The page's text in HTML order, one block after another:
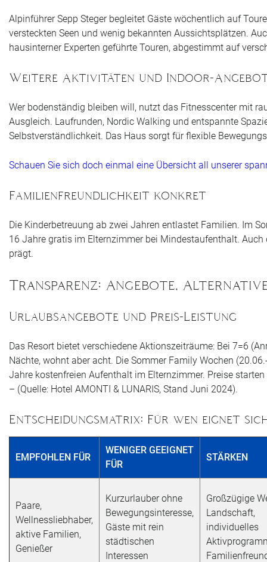
Alpinführer Sepp Steger begleitet Gäste wöchentlich auf
versteckten Seen und wenig bekannten Aussichtsplätzen.
hausinterner Experten geführte Touren, abgestimmt auf
Weitere Aktivitäten und Indoor-
Wer bodenständig bleiben will, nutzt das Fitnesscenter mit
Ausgleich. Laufrunden, Nordic Walking und entspannte
Selbstverständlichkeit. Das Haus sorgt für flexible
Schauen Sie sich doch einmal eine Übersicht all unserer
Familienfreundlichkeit konkret
Die Kinderbetreuung ab zwei Jahren entlastet Familien. Im
16 Jahre gratis im Elternzimmer bei Mindestaufenthalt.
prägt.
Transparenz: Angebote,
Urlaubsangebote und Preis-Leistung
Das Resort bietet verschiedene Aktionszeiträume: Bei 7=6
Nächte, wohnt aber acht. Die Sommer Family Wochen
Jahre kostenfreien Aufenthalt im Elternzimmer. Preise
– (Quelle: Hotel AMONTI & LUNARIS, Stand Juni 2024).
Entscheidungsmatrix: Für wen eignet
EMPFOHLEN FÜR
WENIGER GEEIGNET
FÜR
STÄRKEN
Paare,
Wellnessliebhaber,
aktive Familien,
Genießer
Kurzurlauber ohne
Bewegungsinteresse,
Gäste mit rein
städtischen
Interessen
Großzügige
Landschaft,
individuelles